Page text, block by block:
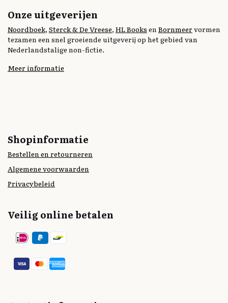
Onze uitgeverijen
Noordboek, Sterck & De Vreese, HL Books en Bornmeervormen
tezamen een snel groeiende uitgeverij op het gebied van
Nederlandstalige non-fictie.
Meer informatie
Shopinformatie
Bestellen en retourneren
Algemene voorwaarden
Privacybeleid
Veilig online betalen